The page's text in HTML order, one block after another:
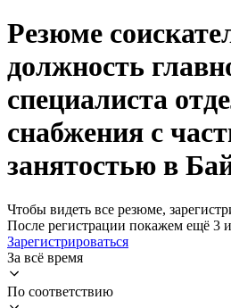
Резюме
должность
специалиста
снабжения с
занятостью в
Чтобы видеть все резюме,
После регистрации покажем ещё 3
Зарегистрироваться
За всё время
По соответствию